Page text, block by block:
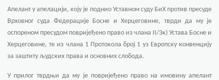
Апелант у апелацији, коју је поднио Уставном суду БиХ против пресуде
Врховног суда Федерације Босне и Херцеговине, тврди да му је
оспореном пресудом повријеђено право из члана II/3к) Устава Босне и
Херцеговине, те из члана 1 Протокола број 1 уз Европску конвенцију
за заштиту људских права и основних слобода.
У прилог тврдњи да му је повријеђено право на имовину апелант